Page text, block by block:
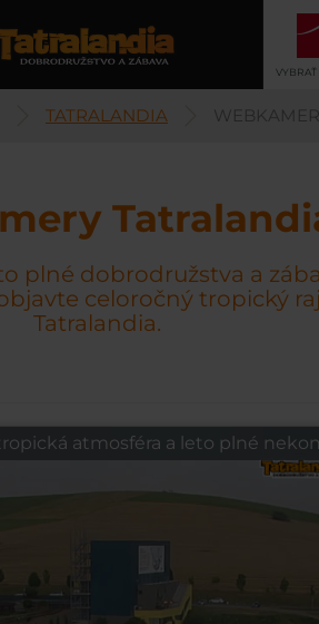
TATRALANDIA
plné dobrodružstva a
celoročný tropický
Tatralandia.
atmosféra a leto plné